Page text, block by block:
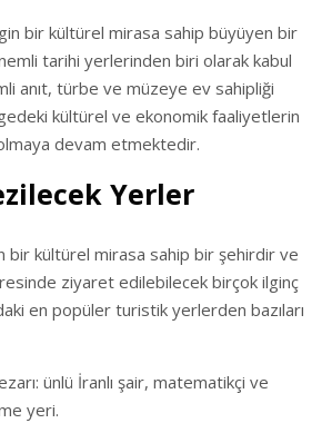
bir kültürel mirasa sahip büyüyen bir
tarihi yerlerinden biri olarak kabul
anıt, türbe ve müzeye ev sahipliği
kültürel ve ekonomik faaliyetlerin
devam etmektedir.
Yerler
bir kültürel mirasa sahip bir şehirdir ve
ziyaret edilebilecek birçok ilginç
en popüler turistik yerlerden bazıları
ünlü İranlı şair, matematikçi ve
yeri.